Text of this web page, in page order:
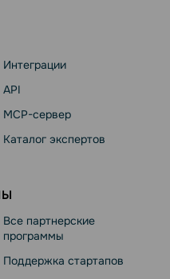
Интеграции
API
MCP-сервер
Каталог экспертов
Все партнерские
программы
Поддержка стартапов